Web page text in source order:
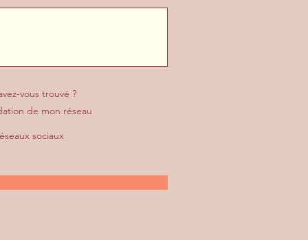
vous trouvé ?
de mon réseau
sociaux